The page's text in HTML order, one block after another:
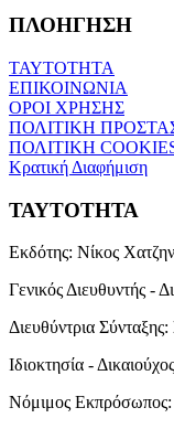
ΠΛΟΗΓΗΣΗ
ΤΑΥΤΟΤΗΤΑ
ΕΠΙΚΟΙΝΩΝΙΑ
ΟΡΟΙ ΧΡΗΣΗΣ
ΠΟΛΙΤΙΚΗ
ΠΟΛΙΤΙΚΗ
Κρατική Διαφήμιση
ΤΑΥΤΟΤΗΤΑ
Εκδότης: Νίκος
Γενικός Διευθυντής -
Διευθύντρια Σύνταξης:
Ιδιοκτησία -
Νόμιμος Εκπρόσωπος: